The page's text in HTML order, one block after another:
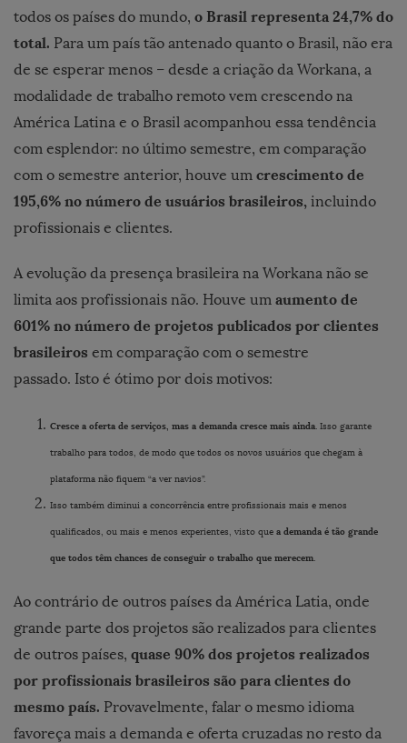
todos os países do mundo, o Brasil representa 24,7% do
total. Para um país tão antenado quanto o Brasil, não era
de se esperar menos – desde a criação da Workana, a
modalidade de trabalho remoto vem crescendo na
América Latina e o Brasil acompanhou essa tendência
com esplendor: no último semestre, em comparação
com o semestre anterior, houve um crescimento de
195,6% no número de usuários brasileiros, incluindo
profissionais e clientes.
A evolução da presença brasileira na Workana não se
limita aos profissionais não. Houve um aumento de
601% no número de projetos publicados por clientes
brasileiros em comparação com o semestre
passado. Isto é ótimo por dois motivos:
Cresce a oferta de serviços, mas a demanda cresce mais ainda. Isso garante
trabalho para todos, de modo que todos os novos usuários que chegam à
plataforma não fiquem “a ver navios”.
Isso também diminui a concorrência entre profissionais mais e menos
qualificados, ou mais e menos experientes, visto que a demanda é tão grande
que todos têm chances de conseguir o trabalho que merecem.
Ao contrário de outros países da América Latia, onde
grande parte dos projetos são realizados para clientes
de outros países, quase 90% dos projetos realizados
por profissionais brasileiros são para clientes do
mesmo país. Provavelmente, falar o mesmo idioma
favoreça mais a demanda e oferta cruzadas no resto da